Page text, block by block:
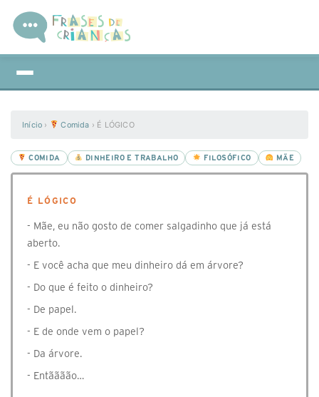
Início › Comida › É LÓGICO
COMIDA DINHEIRO E TRABALHO FILOSÓFICO MÃE
É LÓGICO
- Mãe, eu não gosto de comer salgadinho que já está
aberto.
- E você acha que meu dinheiro dá em árvore?
- Do que é feito o dinheiro?
- De papel.
- E de onde vem o papel?
- Da árvore.
- Entãããão…